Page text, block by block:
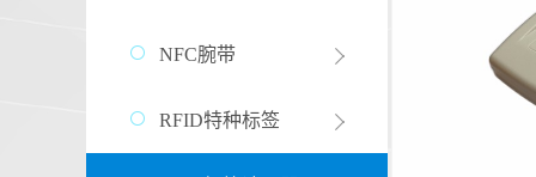
NFC腕带
RFID特种标签